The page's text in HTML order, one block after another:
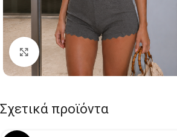
Click to enlarge
Σχετικά προϊόντα